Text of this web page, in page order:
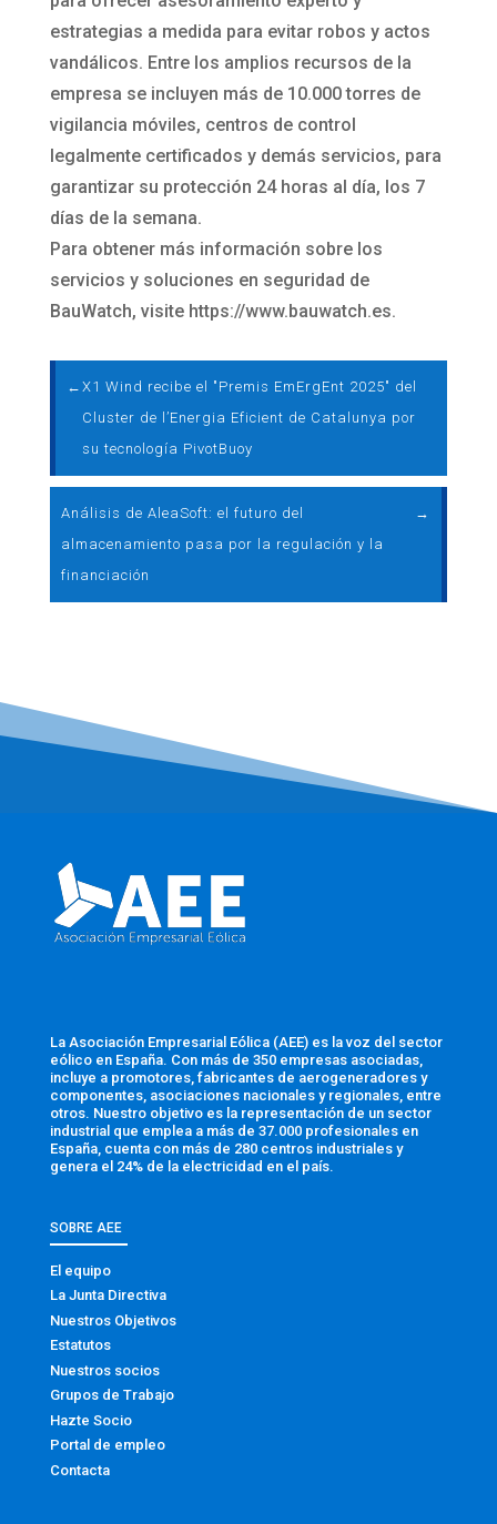
estrategias a medida para evitar robos y actos
vandálicos. Entre los amplios recursos de la
empresa se incluyen más de 10.000 torres de
vigilancia móviles, centros de control
legalmente certificados y demás servicios, para
garantizar su protección 24 horas al día, los 7
días de la semana.
Para obtener más información sobre los
servicios y soluciones en seguridad de
BauWatch, visite https://www.bauwatch.es.
← X1 Wind recibe el "Premis EmErgEnt 2025" del
Cluster de l’Energia Eficient de Catalunya por
su tecnología PivotBuoy
Análisis de AleaSoft: el futuro del
almacenamiento pasa por la regulación y la
financiación
→
La Asociación Empresarial Eólica (AEE) es la voz del sector
eólico en España. Con más de 350 empresas asociadas,
incluye a promotores, fabricantes de aerogeneradores y
componentes, asociaciones nacionales y regionales, entre
otros. Nuestro objetivo es la representación de un sector
industrial que emplea a más de 37.000 profesionales en
España, cuenta con más de 280 centros industriales y
genera el 24% de la electricidad en el país.
SOBRE AEE
El equipo
La Junta Directiva
Nuestros Objetivos
Estatutos
Nuestros socios
Grupos de Trabajo
Hazte Socio
Portal de empleo
Contacta